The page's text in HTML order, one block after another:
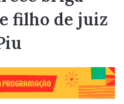
filho de juiz